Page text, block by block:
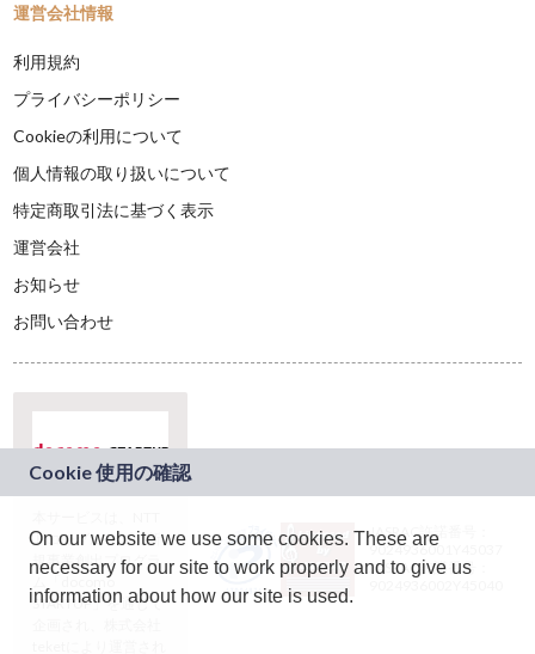
運営会社情報
利用規約
プライバシーポリシー
Cookieの利用について
個人情報の取り扱いについて
特定商取引法に基づく表示
運営会社
お知らせ
お問い合わせ
ドコモグループの新
規事業創出プログラ
ム「docomo
STARTUP」を通じて
JASRAC許諾番号：
9024936001Y45037
JASRAC許諾番号：
On our website we use some cookies. These are
necessary for our site to work properly and to give us
information about how our site is used.